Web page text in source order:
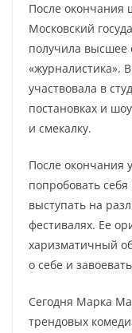
После окончания
Московский
получила высшее
«журналистика».
участвовала в
постановках и
и смекалку.
После окончания
попробовать
выступать на
фестивалях. Ее
харизматичный
о себе и
Сегодня Марка
трендовых